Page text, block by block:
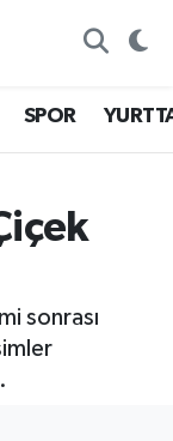
SPOR
sonrası